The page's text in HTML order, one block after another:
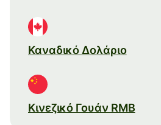
Καναδικό Δολάριο
Κινεζικό Γουάν RMB